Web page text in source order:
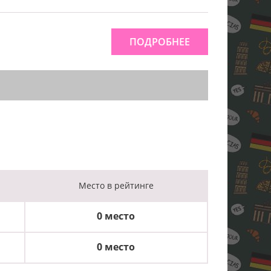
ПОДРОБНЕЕ
Место в рейтинге
0 место
0 место